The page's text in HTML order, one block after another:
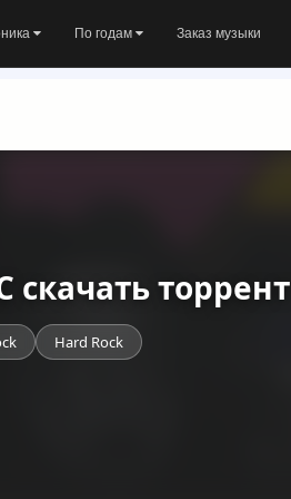
По годам Заказ музыки
скачать торрент
Hard Rock